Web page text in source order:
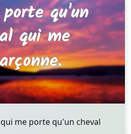
me porte qu'un cheval